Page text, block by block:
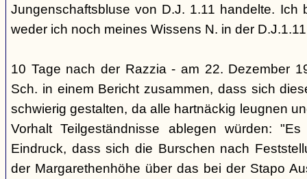
Jungenschaftsbluse von D.J. 1.11 handelte. Ich
weder ich noch meines Wissens N. in der
10 Tage nach der Razzia - am 22. Dezember
Sch. in einem Bericht zusammen, dass sich
schwierig gestalten, da alle hartnäckig leugnen
Vorhalt Teilgeständnisse ablegen würden:
Eindruck, dass sich die Burschen nach
der Margarethenhöhe über das bei der Stapo